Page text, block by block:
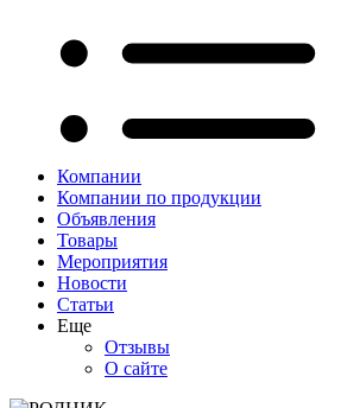
Компании
Компании по продукции
Объявления
Товары
Мероприятия
Новости
Статьи
Еще
Отзывы
О сайте